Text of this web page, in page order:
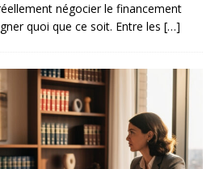
négocier le financement
quoi que ce soit. Entre les […]